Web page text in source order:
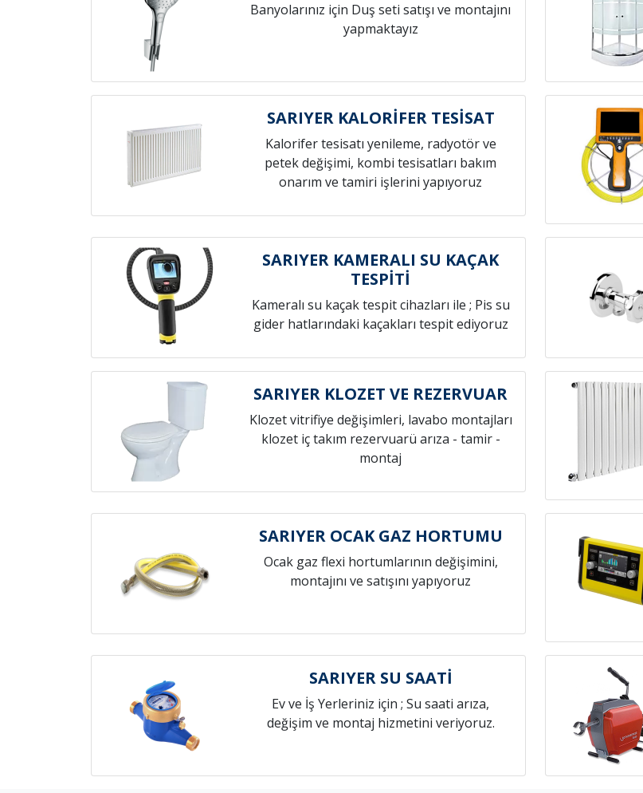
Banyolarınız için Duş seti satışı ve montajını
yapmaktayız
SARIYER KALORİFER TESİSAT
Kalorifer tesisatı yenileme, radyotör ve
petek değişimi, kombi tesisatları bakım
onarım ve tamiri işlerini yapıyoruz
SARIYER KAMERALI SU KAÇAK
TESPİTİ
Kameralı su kaçak tespit cihazları ile ; Pis su
gider hatlarındaki kaçakları tespit ediyoruz
SARIYER KLOZET VE REZERVUAR
Klozet vitrifiye değişimleri, lavabo montajları
klozet iç takım rezervuarü arıza - tamir -
montaj
SARIYER OCAK GAZ HORTUMU
Ocak gaz flexi hortumlarının değişimini,
montajını ve satışını yapıyoruz
SARIYER SU SAATİ
Ev ve İş Yerleriniz için ; Su saati arıza,
değişim ve montaj hizmetini veriyoruz.